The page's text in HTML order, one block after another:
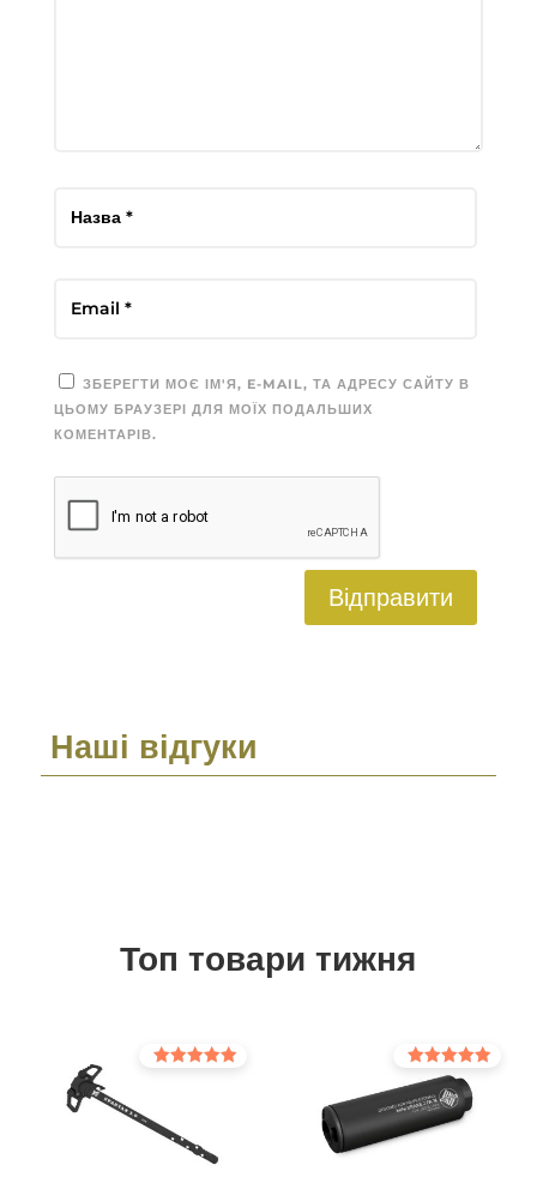
ЗБЕРЕГТИ МОЄ ІМ'Я, E-MAIL, ТА АДРЕСУ САЙТУ В
ЦЬОМУ БРАУЗЕРІ ДЛЯ МОЇХ ПОДАЛЬШИХ
КОМЕНТАРІВ.
Відправити
Наші відгуки
Топ товари тижня
Оцінено в
5.00
з 5